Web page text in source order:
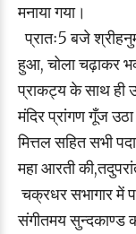
मनाया गया।
प्रातः5 बजे
हुआ, चोला चढ़ाकर
प्राकट्य के साथ ही
मंदिर प्रांगण गूँज
मित्तल सहित सभी
महा आरती
चक्रधर सभागार में
संगीतमय सुन्दकाण्ड